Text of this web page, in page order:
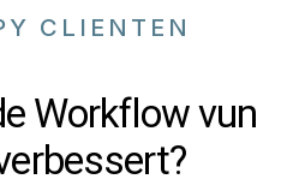
CLIENTEN
Workflow vun